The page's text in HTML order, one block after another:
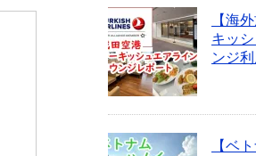
【海
キッ
ンジ
【ベ